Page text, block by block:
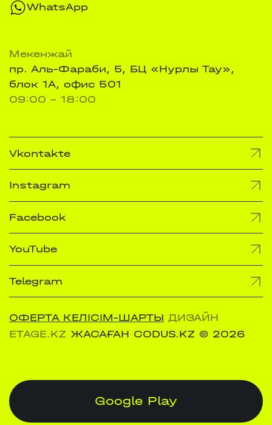
WhatsApp
Мекенжай
пр. Аль-Фараби, 5, БЦ «Нурлы Тау»,
блок 1А, офис 501
09:00 - 18:00
Vkontakte
Instagram
Facebook
YouTube
Telegram
ОФЕРТА КЕЛІСІМ-ШАРТЫ ДИЗАЙН
ETAGE.KZ ЖАСАҒАН CODUS.KZ © 2026
Google Play